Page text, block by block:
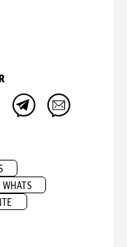
WHATS